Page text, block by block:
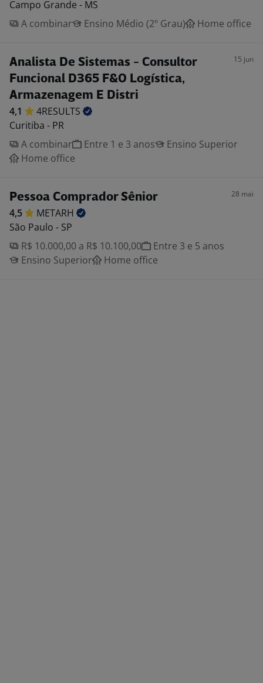
Campo Grande - MS
A combinar
Ensino Médio (2º Grau) Home office
Analista De Sistemas - Consultor
Funcional D365 F&O Logística,
Armazenagem E Distri
15 jun
4,1
4RESULTS
Curitiba - PR
A combinar
Entre 1 e 3 anos
Ensino Superior
Home office
Pessoa Comprador Sênior 28 mai
4,5
METARH
São Paulo - SP
R$ 10.000,00 a R$ 10.100,00
Entre 3 e 5 anos
Ensino Superior
Home office